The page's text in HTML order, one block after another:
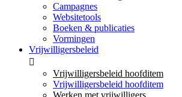
Campagnes
Websitetools
Boeken & publicaties
Vormingen
Vrijwilligersbeleid
Vrijwilligersbeleid hoofditem
Vrijwilligersbeleid hoofditem
Werken met vrijwilligers